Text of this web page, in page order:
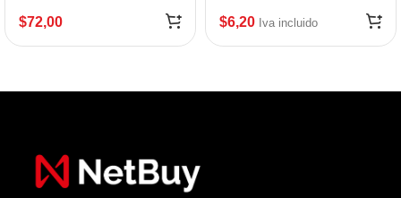
$72,00
$6,20 Iva incluido